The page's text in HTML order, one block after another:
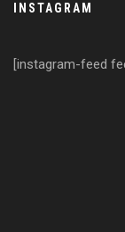
INSTAGRAM
[instagram-feed